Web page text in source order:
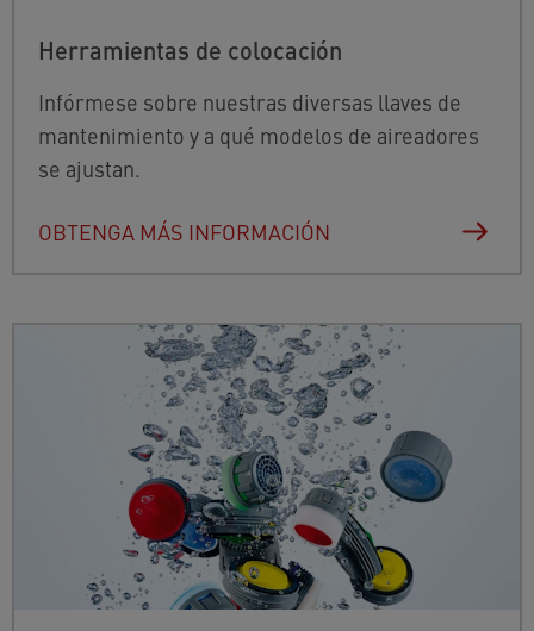
Herramientas de colocación
Infórmese sobre nuestras diversas llaves de
mantenimiento y a qué modelos de aireadores
se ajustan.
OBTENGA MÁS INFORMACIÓN